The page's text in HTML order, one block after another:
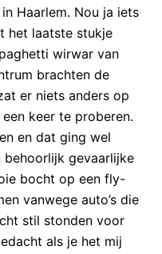
Haarlem. Nou ja iets
het laatste stukje
wirwar van
brachten de
er niets anders op
keer te proberen.
en dat ging wel
behoorlijk gevaarlijke
bocht op een fly-
vanwege auto’s die
stil stonden voor
als je het mij